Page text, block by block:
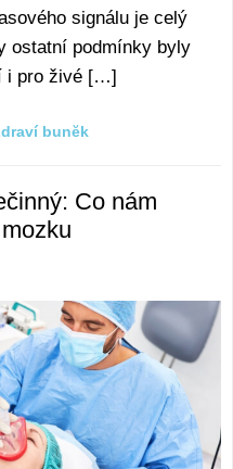
signálu je celý
ostatní podmínky byly
i pro živé […]
bunĕk
Co nám